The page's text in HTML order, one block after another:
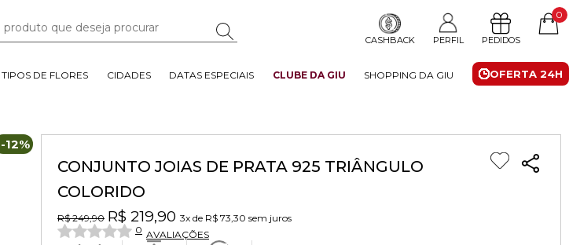
CASHBACK PERFIL PEDIDOS
0
OFERTA 24H
TIPOS DE FLORES CIDADES DATAS ESPECIAIS CLUBE DA GIU SHOPPING DA GIU
-12%
CONJUNTO JOIAS DE PRATA 925 TRIÂNGULO
COLORIDO
R$ 249,90 R$ 219,90 3x de R$ 73,30 sem juros
0 AVALIAÇÕES